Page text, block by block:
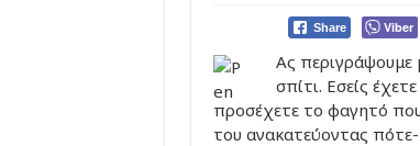
Share Viber
Ας περιγράψουμε
σπίτι. Εσείς
προσέχετε το φαγητό
του ανακατεύοντας